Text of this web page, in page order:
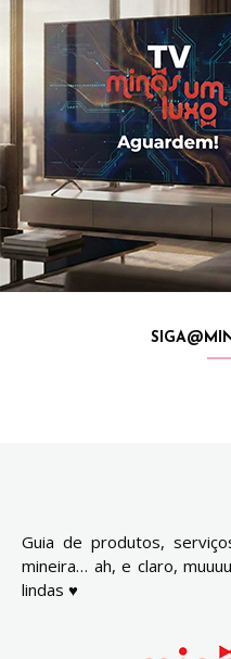
Guia de produtos,
mineira… ah, e claro,
lindas ♥